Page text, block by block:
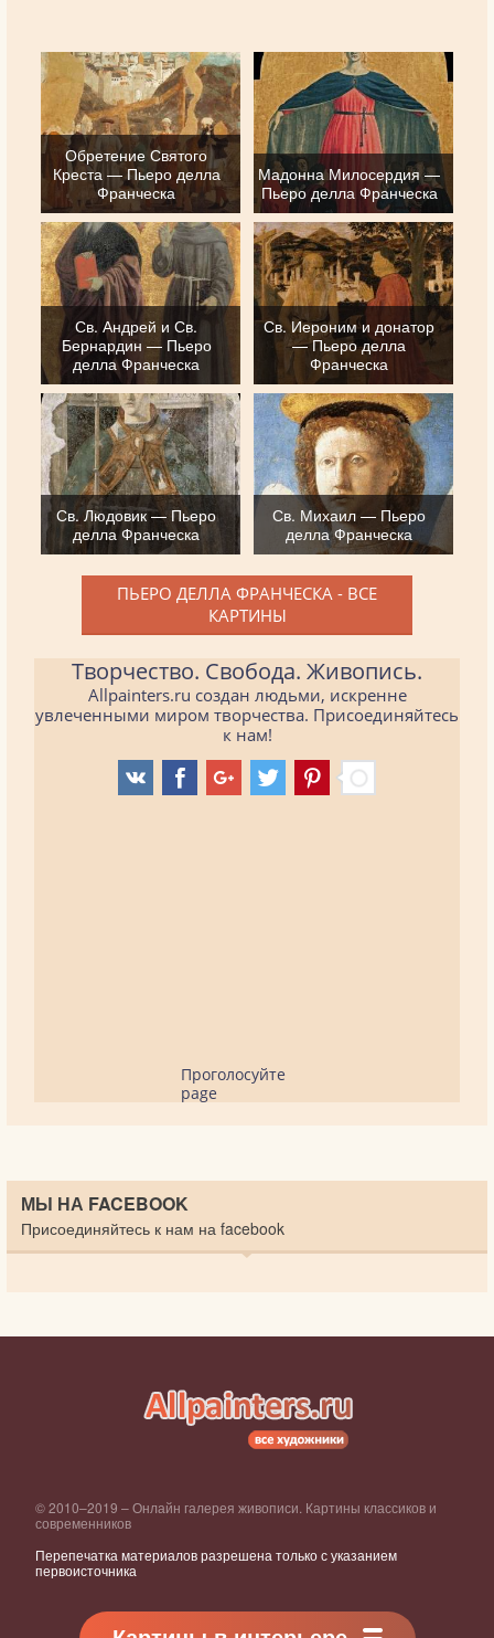
Обретение Святого
Креста — Пьеро делла
Франческа
Мадонна Милосердия —
Пьеро делла Франческа
Св. Андрей и Св.
Бернардин — Пьеро
делла Франческа
Св. Иероним и донатор
— Пьеро делла
Франческа
Св. Людовик — Пьеро
делла Франческа
Св. Михаил — Пьеро
делла Франческа
ПЬЕРО ДЕЛЛА ФРАНЧЕСКА - ВСЕ
КАРТИНЫ
Творчество. Свобода. Живопись.
Allpainters.ru создан людьми, искренне
увлеченными миром творчества. Присоединяйтесь
к нам!
Проголосуйте
page
МЫ НА FACEBOOK
Присоединяйтесь к нам на facebook
© 2010–2019 – Онлайн галерея живописи. Картины классиков и
современников
Перепечатка материалов разрешена только с указанием
первоисточника